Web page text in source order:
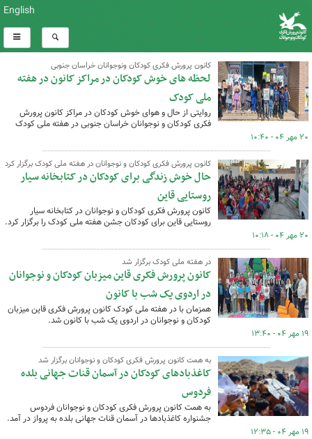
English
کانون پرورش فکری کودکان ونوجوانان خراسان جنوبی
لحظه های خوش کودکان در مراکز کانون در هفته
ملی کودک
روایتی از حال و هوای خوش کودکان در مراکز کانون پرورش
فکری کودکان و نوجوانان خراسان جنوبی در هفته ملی کودک
۲۰ مهر ۰۴ - ۱۰:۴۰
کانون پرورش فکری کودکان و نوجوانان در هفته ملی کودک برگزار کرد
حال خوش زندگی برای کودکان در کتابخانه سیار
روستایی قاین
کانون پرورش فکری کودکان و نوجوانان در کتابخانه سیار
روستایی قاین برای کودکان جشن هفته ملی کودک را برگزار کرد.
۲۰ مهر ۰۴ - ۱۰:۱۸
در هفته ملی کودک برگزار شد
کانون پرورش فکری قاین میزبان کودکان و نوجوانان
در اردوی یک شب با کانون
همزمان با در هفته ملی کودک کانون پرورش فکری قاین میزبان
کودکان و نوجوانان در اردوی یک شب با کانون شد.
۱۹ مهر ۰۴ - ۱۳:۴۰
به همت کانون پرورش فکری کودکان و نوجوانان برگزار شد
کاغذبادهای کودکان در آسمان قنات جهانی بلده
فردوس
به همت کانون پرورش فکری کودکان و نوجوانان فردوس
جشنواره کاغذبادها در آسمان قنات جهانی بلده به پرواز در آمد.
۱۹ مهر ۰۴ - ۱۲:۳۵